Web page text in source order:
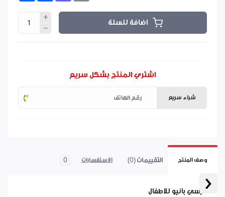
‹
اضافة للسلة
اشتري المنتج بشكل سريع
شراء سريع
وصف المنتج التقييمات (0) الاستفسارات 0
كرسي بانيو للاطفال